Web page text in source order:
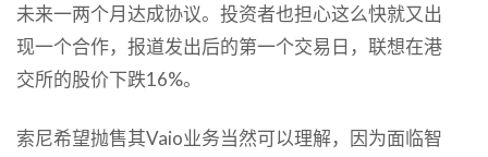
未来一两个月达成协议。投资者也担心这么快就又出
现一个合作，报道发出后的第一个交易日，联想在港
交所的股价下跌16%。
索尼希望抛售其Vaio业务当然可以理解，因为面临智